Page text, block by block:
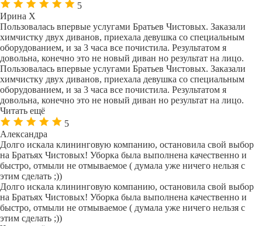
5
Ирина Х
Пользовалась впервые услугами Братьев Чистовых. Заказали
химчистку двух диванов, приехала девушка со специальным
оборудованием, и за 3 часа все почистила. Результатом я
довольна, конечно это не новый диван но результат на лицо.
Пользовалась впервые услугами Братьев Чистовых. Заказали
химчистку двух диванов, приехала девушка со специальным
оборудованием, и за 3 часа все почистила. Результатом я
довольна, конечно это не новый диван но результат на лицо.
Читать ещё
5
Александра
Долго искала клининговую компанию, остановила свой выбор
на Братьях Чистовых! Уборка была выполнена качественно и
быстро, отмыли не отмываемое ( думала уже ничего нельзя с
этим сделать ;))
Долго искала клининговую компанию, остановила свой выбор
на Братьях Чистовых! Уборка была выполнена качественно и
быстро, отмыли не отмываемое ( думала уже ничего нельзя с
этим сделать ;))